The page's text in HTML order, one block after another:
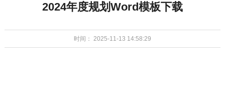
2024年度规划Word模板下载
时间： 2025-11-13 14:58:29